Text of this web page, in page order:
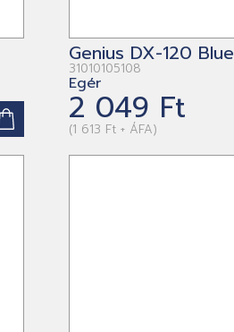
Genius DX-120 Blue
31010105108
Egér
2 049 Ft
(1 613 Ft + ÁFA)